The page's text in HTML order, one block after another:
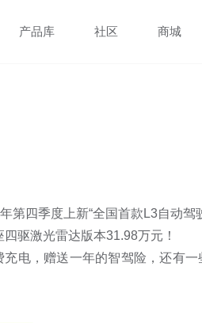
产品库 社区 商城
四季度上新“全国首款L3自动驾
驱激光雷达版本31.98万元！
电，赠送一年的智驾险，还有